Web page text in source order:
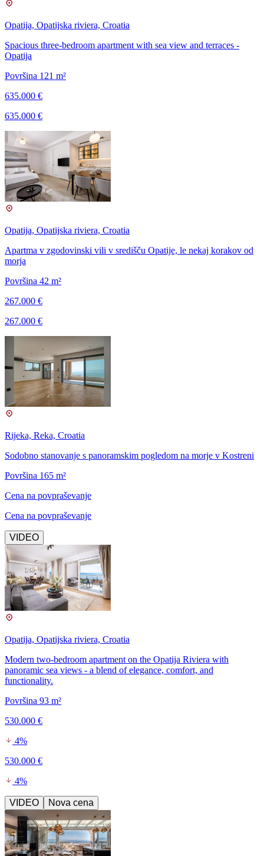
Opatija, Opatijska riviera, Croatia
Spacious three-bedroom apartment with sea view and terraces -
Opatija
Površina 121 m²
635.000 €
635.000 €
Opatija, Opatijska riviera, Croatia
Apartma v zgodovinski vili v središču Opatije, le nekaj korakov od
morja
Površina 42 m²
267.000 €
267.000 €
Rijeka, Reka, Croatia
Sodobno stanovanje s panoramskim pogledom na morje v Kostreni
Površina 165 m²
Cena na povpraševanje
Cena na povpraševanje
VIDEO
Opatija, Opatijska riviera, Croatia
Modern two-bedroom apartment on the Opatija Riviera with
panoramic sea views - a blend of elegance, comfort, and
functionality.
Površina 93 m²
530.000 €
4%
530.000 €
4%
VIDEO Nova cena